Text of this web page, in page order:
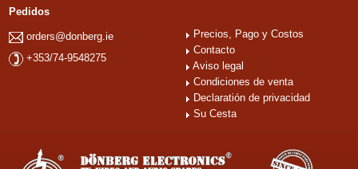
Pedidos
orders@donberg.ie
+353/74-9548275
Precios, Pago y Costos
Contacto
Aviso legal
Condiciones de venta
Declaratión de privacidad
Su Cesta